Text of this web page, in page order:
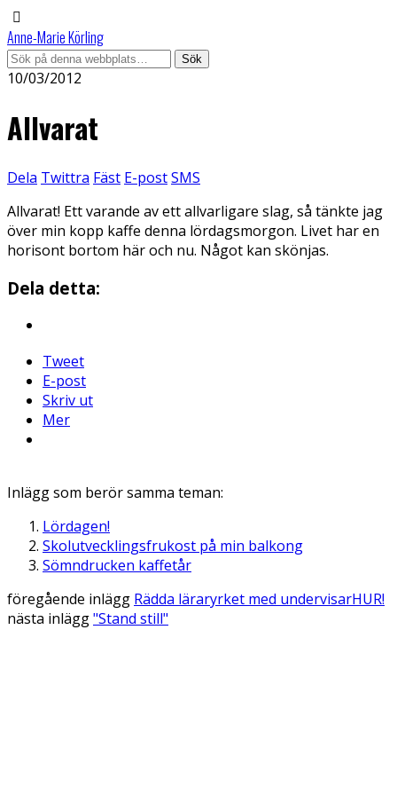
Anne-Marie Körling
10/03/2012
Allvarat
Dela Twittra Fäst E-postSMS
Allvarat! Ett varande av ett allvarligare slag, så tänkte jag
över min kopp kaffe denna lördagsmorgon. Livet har en
horisont bortom här och nu. Något kan skönjas.
Dela detta:
Tweet
E-post
Skriv ut
Mer
Inlägg som berör samma teman:
Lördagen!
Skolutvecklingsfrukost på min balkong
Sömndrucken kaffetår
föregående inlägg Rädda läraryrket med undervisarHUR!
nästa inlägg"Stand still"